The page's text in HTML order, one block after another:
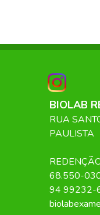
BIOLAB
RUA
PAULISTA
68.550-
94 99232-